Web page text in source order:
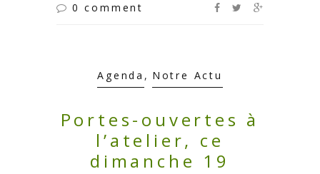
0 comment
Agenda , Notre Actu
Portes-ouvertes à
l’atelier, ce
dimanche 19